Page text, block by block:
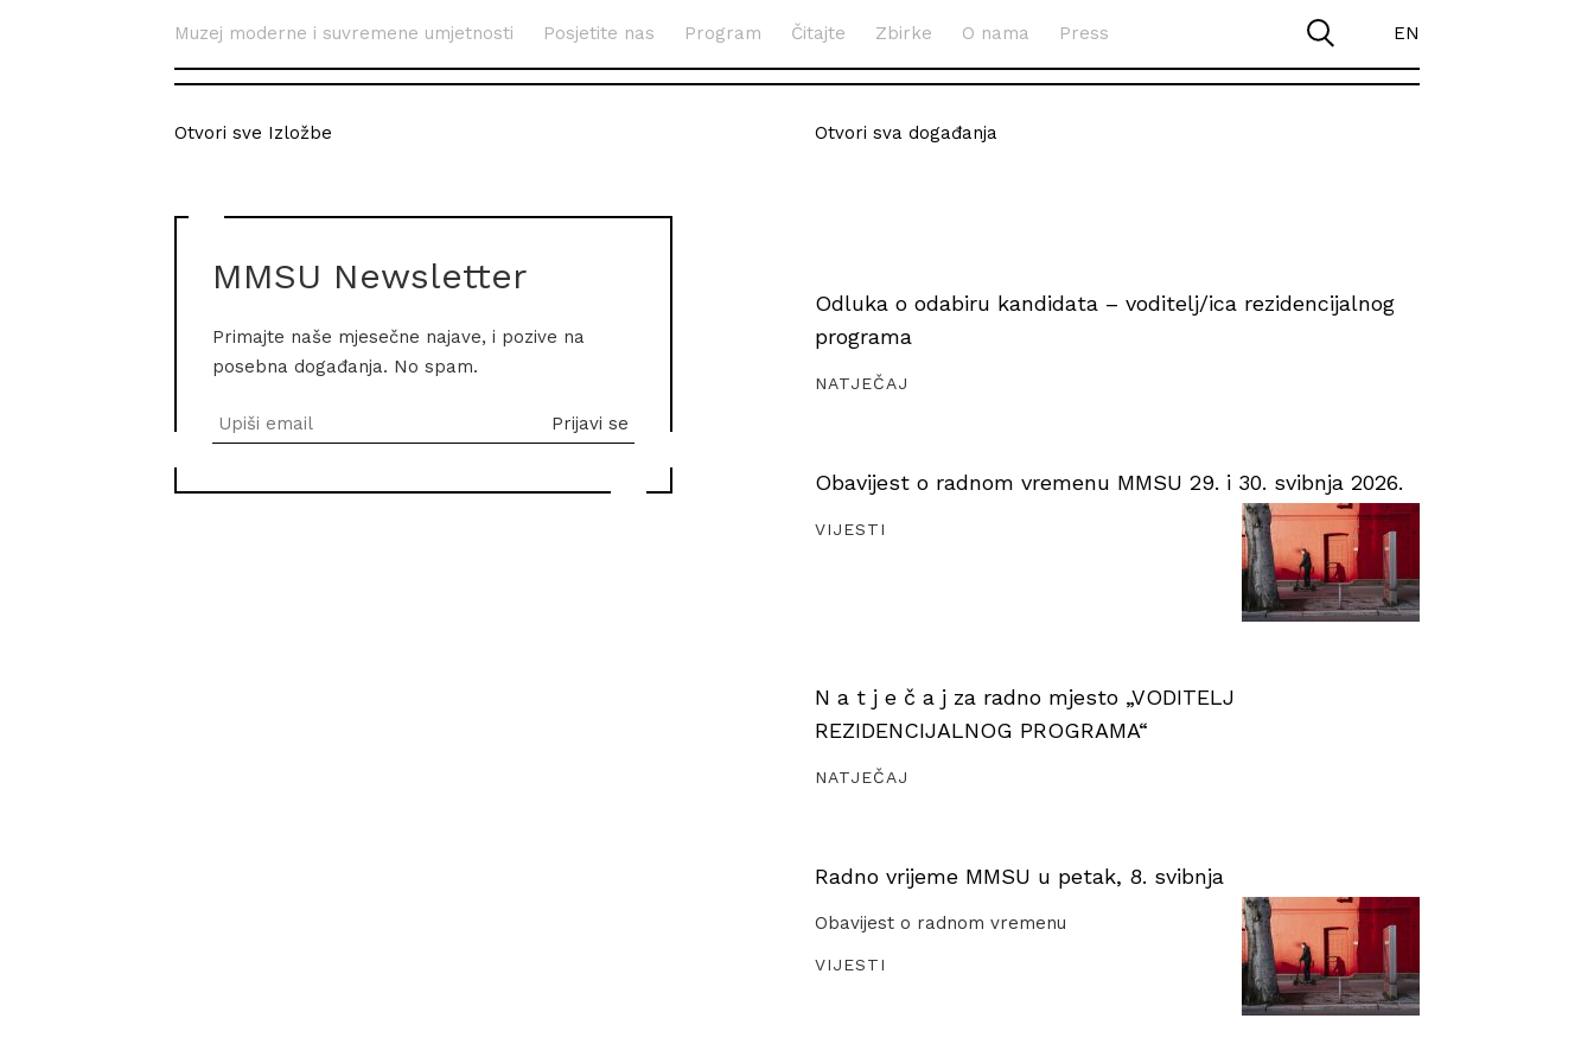
Muzej moderne i suvremene umjetnosti Posjetite nas Program Čitajte Zbirke O nama Press EN
Otvori sve Izložbe
MMSU Newsletter
Primajte naše mjesečne najave, i pozive na
posebna događanja. No spam.
Otvori sva događanja
Odluka o odabiru kandidata – voditelj/ica rezidencijalnog
programa
NATJEČAJ
Obavijest o radnom vremenu MMSU 29. i 30. svibnja 2026.
VIJESTI
N a t j e č a j za radno mjesto „VODITELJ
REZIDENCIJALNOG PROGRAMA“
NATJEČAJ
Radno vrijeme MMSU u petak, 8. svibnja
Obavijest o radnom vremenu
VIJESTI